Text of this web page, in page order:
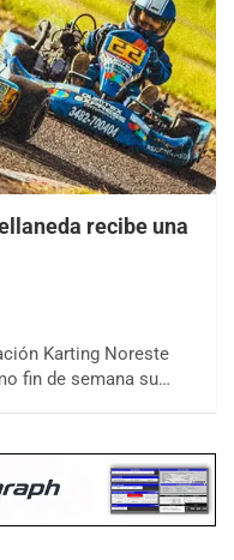
recibe una
Karting Noreste
fin de semana su…